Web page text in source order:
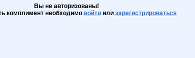
Вы не авторизованы!
комплимент необходимо войтиили зарегистрироваться